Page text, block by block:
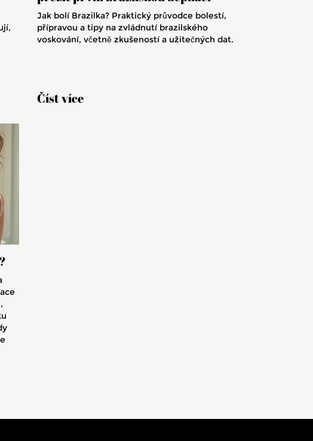
Jak bolí Brazilka? Praktický průvodce bolestí,
přípravou a tipy na zvládnutí brazilského
voskování, včetně zkušeností a užitečných dat.
Číst více